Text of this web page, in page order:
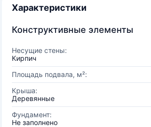
Характеристики
Конструктивные элементы
Несущие стены:
Кирпич
Площадь подвала, м²:
Крыша:
Деревянные
Фундамент:
Не заполнено